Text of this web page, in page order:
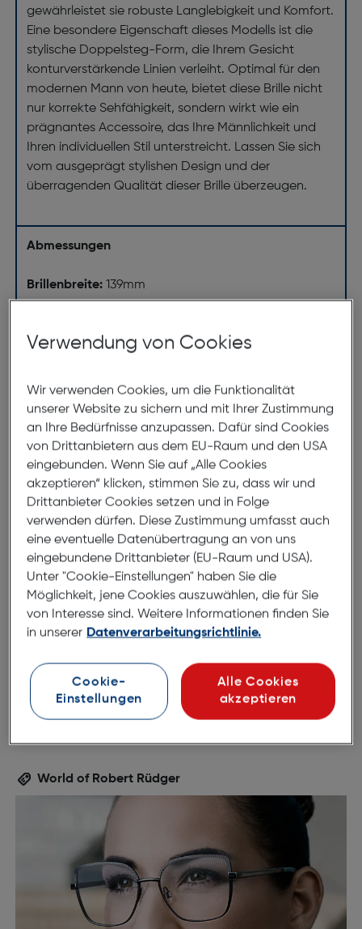
gewährleistet sie robuste Langlebigkeit und Komfort.
Eine besondere Eigenschaft dieses Modells ist die
stylische Doppelsteg-Form, die Ihrem Gesicht
konturverstärkende Linien verleiht. Optimal für den
modernen Mann von heute, bietet diese Brille nicht
nur korrekte Sehfähigkeit, sondern wirkt wie ein
prägnantes Accessoire, das Ihre Männlichkeit und
Ihren individuellen Stil unterstreicht. Lassen Sie sich
vom ausgeprägt stylishen Design und der
überragenden Qualität dieser Brille überzeugen.
Abmessungen
Brillenbreite: 139mm
Glasbreite:55mm
(individuell ausrichtbar)
139mm
17mm
145mm
World of Robert Rüdger
Verwendung von Cookies
Wir verwenden Cookies, um die Funktionalität
unserer Website zu sichern und mit Ihrer Zustimmung
an Ihre Bedürfnisse anzupassen. Dafür sind Cookies
von Drittanbietern aus dem EU-Raum und den USA
eingebunden. Wenn Sie auf „Alle Cookies
akzeptieren“ klicken, stimmen Sie zu, dass wir und
Drittanbieter Cookies setzen und in Folge
verwenden dürfen. Diese Zustimmung umfasst auch
eine eventuelle Datenübertragung an von uns
eingebundene Drittanbieter (EU-Raum und USA).
Unter "Cookie-Einstellungen" haben Sie die
Möglichkeit, jene Cookies auszuwählen, die für Sie
von Interesse sind. Weitere Informationen finden Sie
in unserer Datenverarbeitungsrichtlinie.
Cookie-
Einstellungen
Alle Cookies
akzeptieren